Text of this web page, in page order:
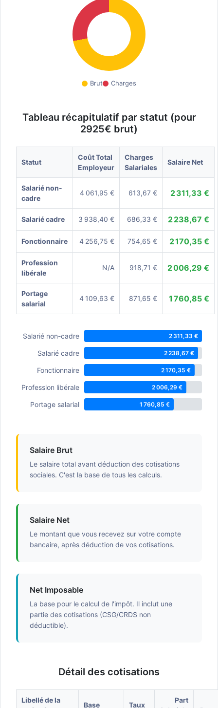
Brut Charges
Tableau récapitulatif par statut (pour
2925€ brut)
Statut
Coût Total
Employeur
Charges
Salariales
Salaire Net
Salarié non-
cadre
4 061,95 € 613,67 € 2 311,33 €
Salarié cadre 3 938,40 € 686,33 € 2 238,67 €
Fonctionnaire 4 256,75 € 754,65 € 2 170,35 €
Profession
libérale
N/A 918,71 € 2 006,29 €
Portage
salarial
4 109,63 € 871,65 € 1 760,85 €
Salarié non-cadre 2 311,33 €
Salarié cadre 2 238,67 €
Fonctionnaire 2 170,35 €
Profession libérale 2 006,29 €
Portage salarial 1 760,85 €
Salaire Brut
Le salaire total avant déduction des cotisations
sociales. C'est la base de tous les calculs.
Salaire Net
Le montant que vous recevez sur votre compte
bancaire, après déduction de vos cotisations.
Net Imposable
La base pour le calcul de l'impôt. Il inclut une
partie des cotisations (CSG/CRDS non
déductible).
Détail des cotisations
Libellé de la
Base Taux
Part